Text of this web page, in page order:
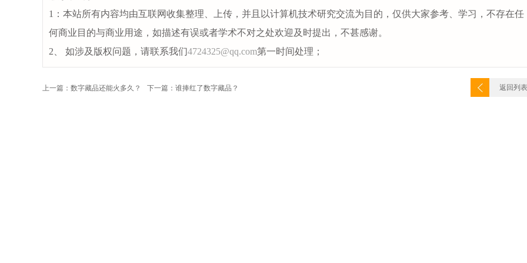
1：本站所有内容均由互联网收集整理、上传，并且以计算机技术研究交流为目的，仅供大家参考、学习，不存在任
何商业目的与商业用途，如描述有误或者学术不对之处欢迎及时提出，不甚感谢。
2、 如涉及版权问题，请联系我们4724325@qq.com第一时间处理；
上一篇：数字藏品还能火多久？ 下一篇：谁捧红了数字藏品？ 返回列表